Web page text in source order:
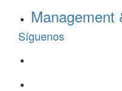
Management
Síguenos